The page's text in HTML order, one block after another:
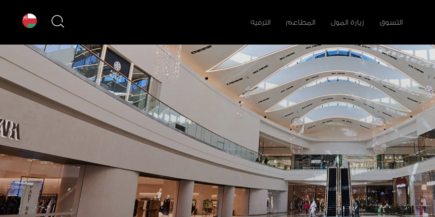
التسوق زيارة المول المطاعم الترفيه